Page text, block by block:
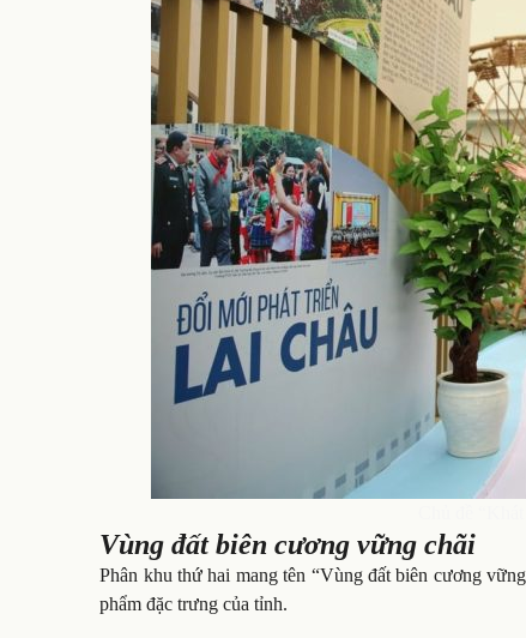
Vùng đất biên cương vững chãi
Phân khu thứ hai mang tên “Vùng đất biên cương
phẩm đặc trưng của tỉnh.